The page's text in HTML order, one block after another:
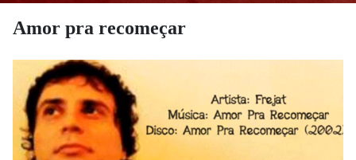
Amor pra recomeçar